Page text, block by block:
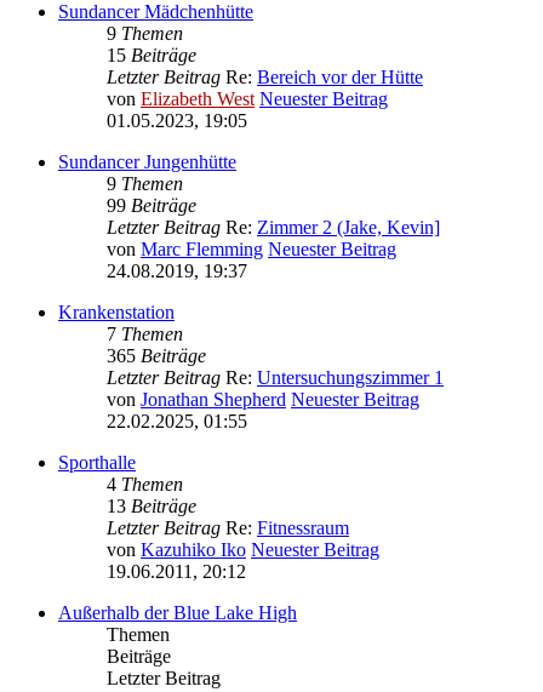
Sundancer Mädchenhütte
9 Themen
15 Beiträge
Letzter Beitrag Re: Bereich vor der Hütte
von Elizabeth West Neuester Beitrag
01.05.2023, 19:05
Sundancer Jungenhütte
9 Themen
99 Beiträge
Letzter Beitrag Re: Zimmer 2 (Jake, Kevin]
von Marc Flemming Neuester Beitrag
24.08.2019, 19:37
Krankenstation
7 Themen
365 Beiträge
Letzter Beitrag Re: Untersuchungszimmer 1
von Jonathan Shepherd Neuester Beitrag
22.02.2025, 01:55
Sporthalle
4 Themen
13 Beiträge
Letzter Beitrag Re: Fitnessraum
von Kazuhiko Iko Neuester Beitrag
19.06.2011, 20:12
Außerhalb der Blue Lake High
Themen
Beiträge
Letzter Beitrag